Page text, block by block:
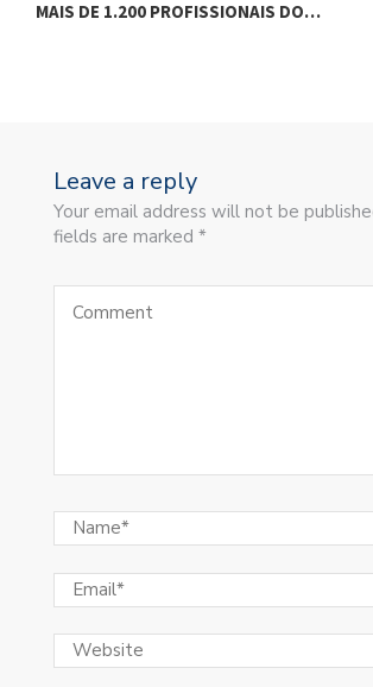
DO… FAESP
Leave a reply
Your email address will not be
fields are marked *